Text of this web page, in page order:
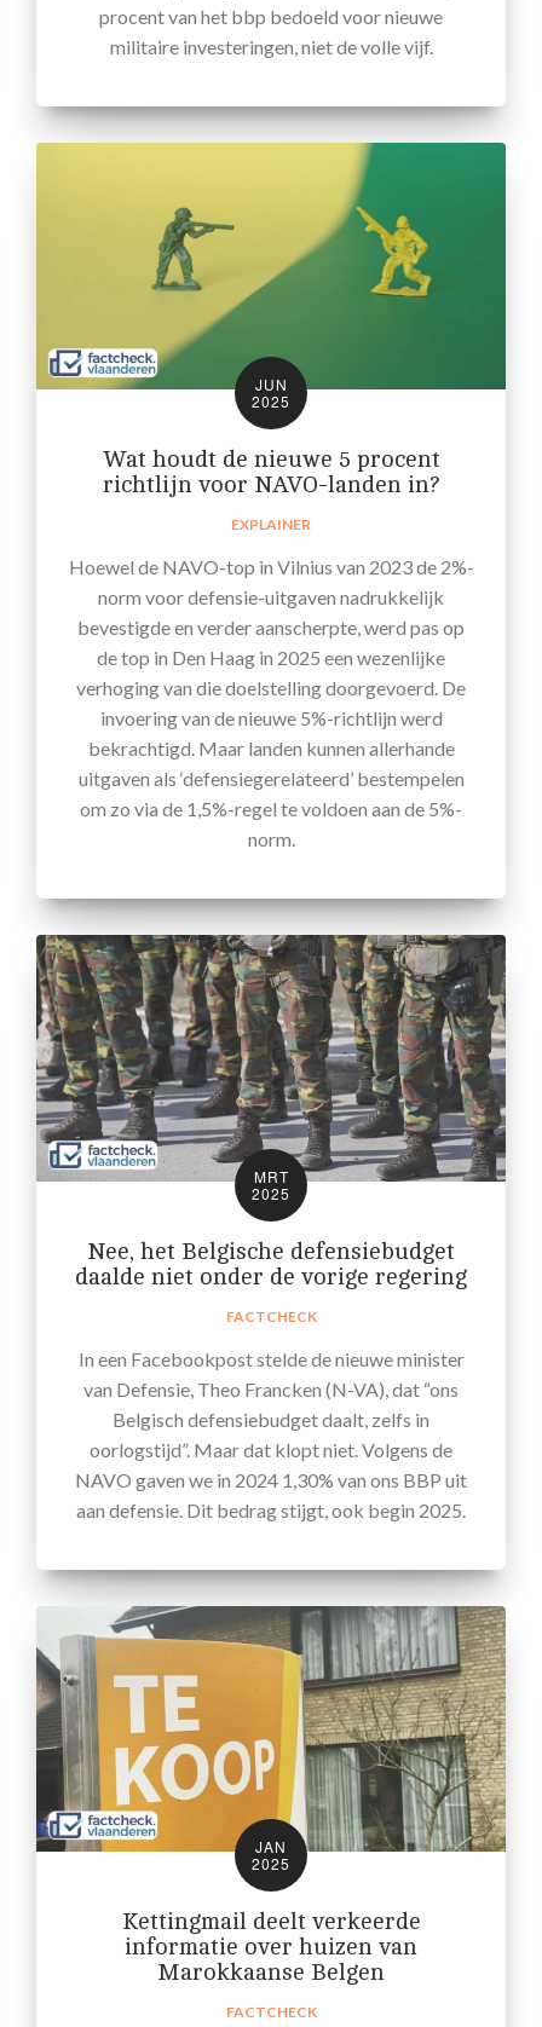
procent van het bbp bedoeld voor nieuwe
militaire investeringen, niet de volle vijf.
JUN
2025
Wat houdt de nieuwe 5 procent
richtlijn voor NAVO-landen in?
EXPLAINER
Hoewel de NAVO-top in Vilnius van 2023 de 2%-
norm voor defensie-uitgaven nadrukkelijk
bevestigde en verder aanscherpte, werd pas op
de top in Den Haag in 2025 een wezenlijke
verhoging van die doelstelling doorgevoerd. De
invoering van de nieuwe 5%-richtlijn werd
bekrachtigd. Maar landen kunnen allerhande
uitgaven als ‘defensiegerelateerd’ bestempelen
om zo via de 1,5%-regel te voldoen aan de 5%-
norm.
MRT
2025
Nee, het Belgische defensiebudget
daalde niet onder de vorige regering
FACTCHECK
In een Facebookpost stelde de nieuwe minister
van Defensie, Theo Francken (N-VA), dat “ons
Belgisch defensiebudget daalt, zelfs in
oorlogstijd”. Maar dat klopt niet. Volgens de
NAVO gaven we in 2024 1,30% van ons BBP uit
aan defensie. Dit bedrag stijgt, ook begin 2025.
JAN
2025
Kettingmail deelt verkeerde
informatie over huizen van
Marokkaanse Belgen
FACTCHECK